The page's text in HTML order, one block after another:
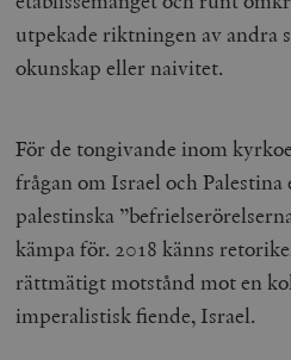
utpekade riktningen av andra
okunskap eller naivitet.
För de tongivande inom
frågan om Israel och
palestinska
kämpa för. 2018 känns
rättmätigt motstånd mot en
imperalistisk fiende, Israel.